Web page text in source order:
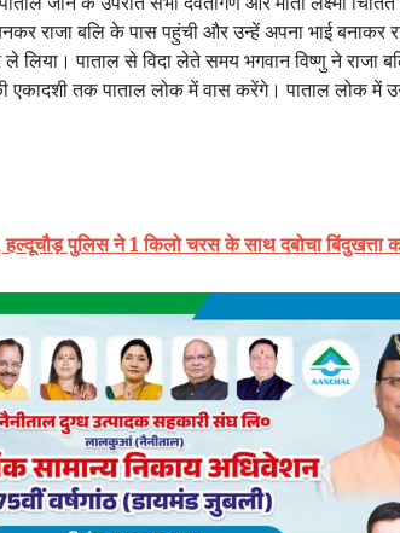
राजा बलि के पास पहुंची और उन्हें अपना भाई बनाकर
पाताल से विदा लेते समय भगवान विष्णु ने राजा
एकादशी तक पाताल लोक में वास करेंगे। पाताल लोक में
पुलिस ने 1 किलो चरस के साथ दबोचा बिंदुखत्ता